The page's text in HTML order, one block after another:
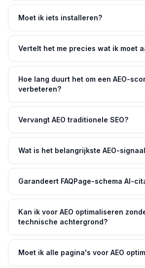
Moet ik iets installeren?
Vertelt het me precies wat ik moet
Hoe lang duurt het om een AEO-
verbeteren?
Vervangt AEO traditionele SEO?
Wat is het belangrijkste AEO-
Garandeert FAQPage-schema AI-
Kan ik voor AEO optimaliseren
technische achtergrond?
Moet ik alle pagina's voor AEO